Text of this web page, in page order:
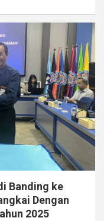
Banding ke
Dengan
2025